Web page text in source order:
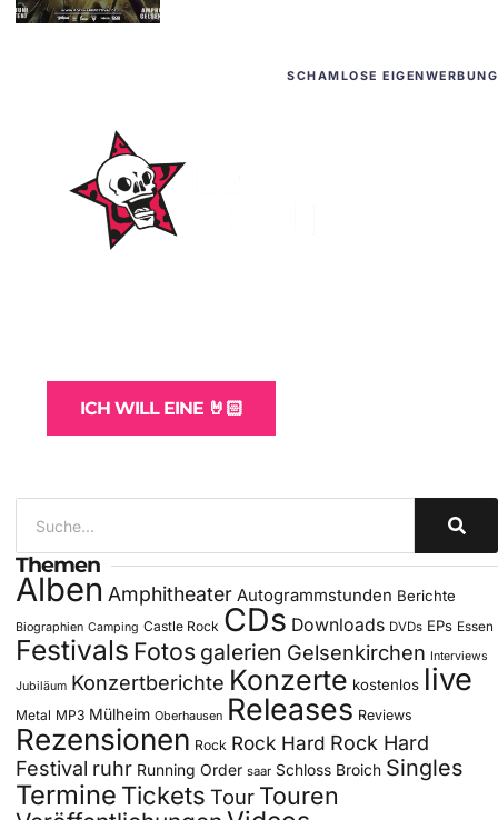
SCHAMLOSE EIGENWERBUNG
ICH WILL EINE 🤘🏻
Themen
Alben Amphitheater Autogrammstunden Berichte
Biographien Camping Castle Rock CDs Downloads DVDs EPs Essen
Festivals Fotos galerien Gelsenkirchen Interviews
Jubiläum Konzertberichte Konzerte kostenlos live
Metal MP3 Mülheim Oberhausen Releases Reviews
Rezensionen Rock Rock Hard Rock Hard
Festival ruhr Running Order saar Schloss Broich Singles
Termine Tickets Tour Touren